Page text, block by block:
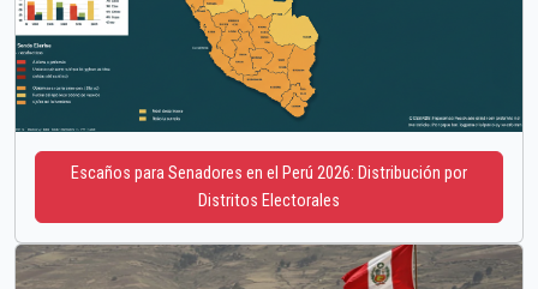
Escaños para Senadores en el Perú 2026: Distribución por
Distritos Electorales